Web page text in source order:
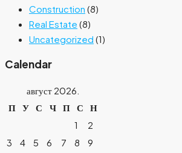
Construction (8)
Real Estate (8)
Uncategorized (1)
Calendar
август 2026.
П У С Ч П С
Н
1
2
3
4 5 6 7 8
9